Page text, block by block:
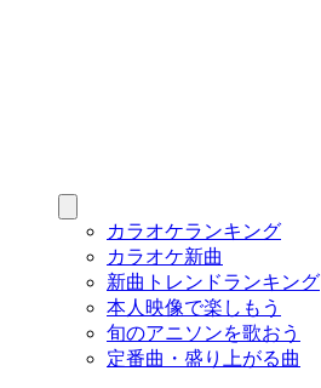
カラオケランキング
カラオケ新曲
新曲トレンドランキング
本人映像で楽しもう
旬のアニソンを歌おう
定番曲・盛り上がる曲